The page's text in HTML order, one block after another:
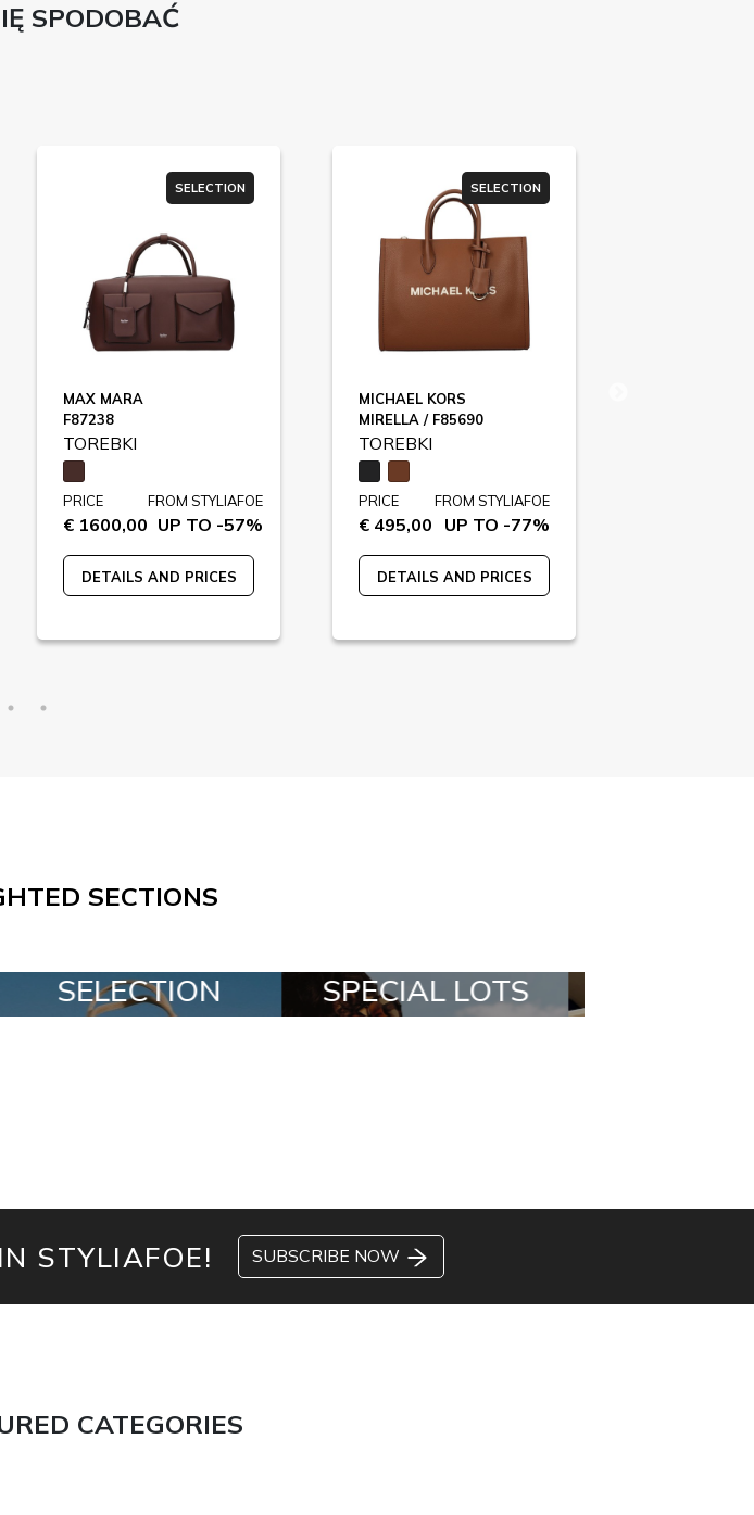
SPODOBAĆ
SELECTION
MAX MARA
F87238
TOREBKI
PRICE
€ 1600,00
FROM STYLIAFOE
UP TO -57%
DETAILS AND PRICES
SELECTION
MICHAEL KORS
MIRELLA / F85690
TOREBKI
PRICE
€ 495,00
FROM STYLIAFOE
UP TO -77%
DETAILS AND PRICES
SECTIONS
SPECIAL LOTS ALL IN A BOX
STYLIAFOE! SUBSCRIBE NOW
CATEGORIES